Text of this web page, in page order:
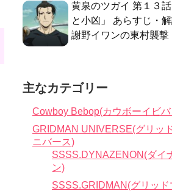
黄泉のツガイ 第１３
と小凶」 あらすじ・
謝野イワンの東村襲撃
主なカテゴリー
Cowboy Bebop(カウボーイビ
GRIDMAN UNIVERSE(グリッ
ニバース)
SSSS.DYNAZENON(ダイ
ン)
SSSS.GRIDMAN(グリッド